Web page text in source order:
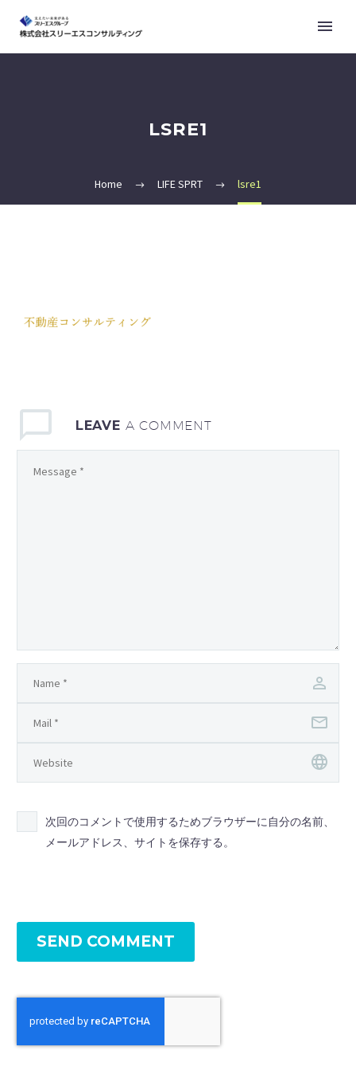
LSRE1
Home LIFE SPRT lsre1
LEAVE A COMMENT
次回のコメントで使用するためブラウザーに自分の名前、
メールアドレス、サイトを保存する。
SEND COMMENT